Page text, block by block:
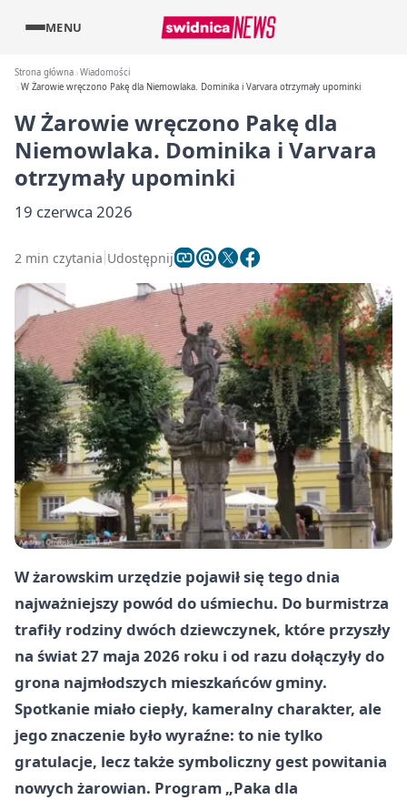
MENU
Strona główna Wiadomości
W Żarowie wręczono Pakę dla Niemowlaka. Dominika i Varvara otrzymały upominki
W Żarowie wręczono Pakę dla
Niemowlaka. Dominika i Varvara
otrzymały upominki
19 czerwca 2026
2 min czytania Udostępnij
W żarowskim urzędzie pojawił się tego dnia
najważniejszy powód do uśmiechu. Do burmistrza
trafiły rodziny dwóch dziewczynek, które przyszły
na świat 27 maja 2026 roku i od razu dołączyły do
grona najmłodszych mieszkańców gminy.
Spotkanie miało ciepły, kameralny charakter, ale
jego znaczenie było wyraźne: to nie tylko
gratulacje, lecz także symboliczny gest powitania
nowych żarowian. Program „Paka dla